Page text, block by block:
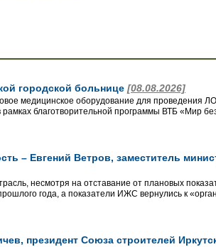
городской больнице [08.08.2026]
медицинское оборудование для проведения
благотворительной программы ВТБ «Мир
– Евгений Ветров, заместитель
несмотря на отставание от плановых
года, а показатели ИЖС вернулись к
президент Союза строителей